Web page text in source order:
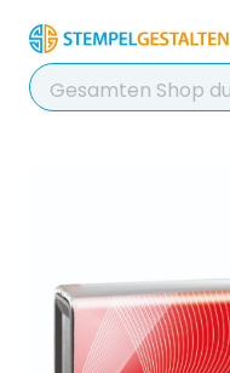
Kontakt
+49